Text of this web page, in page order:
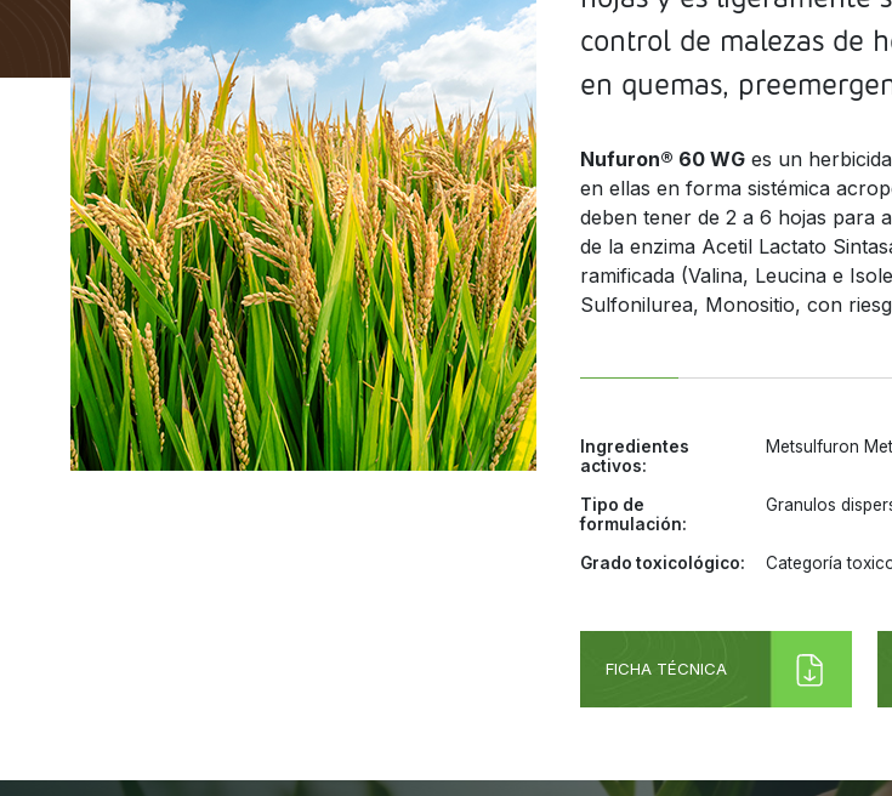
Honduras
Nicaragua
Panama
Paraguay
Peru
Dominican Republic
Trinidad and Tobago
Uruguay
Venezuela
control de malezas de
en quemas,
Nufuron® 60 WG es un
en ellas en forma sistémica
deben tener de 2 a 6 hojas para
de la enzima Acetil Lactato
ramificada (Valina, Leucina e
Sulfonilurea, Monositio, con
Ingredientes
activos:
Metsulfuron
Tipo de
formulación:
Granulos
Grado toxicológico: Categoría
FICHA TÉCNICA